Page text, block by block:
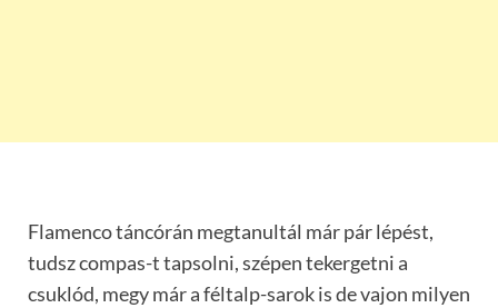
Flamenco táncórán megtanultál már pár lépést,
tudsz compas-t tapsolni, szépen tekergetni a
csuklód, megy már a féltalp-sarok is de vajon milyen